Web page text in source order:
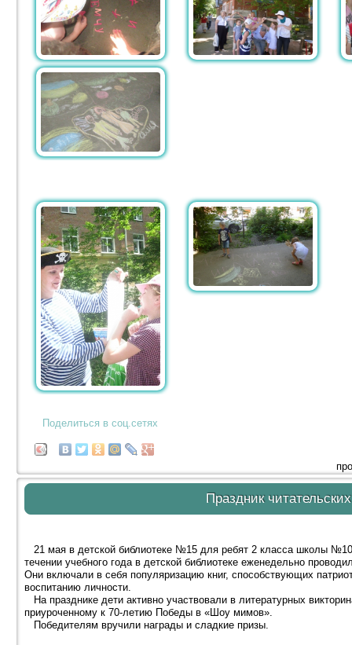
Поделиться в соц.сетях
Праздник
21 мая в детской библиотеке №15 для ребят 2 класса школы
течении учебного года в детской библиотеке еженедельно
Они включали в себя популяризацию книг, способствующих
воспитанию личности.
На празднике дети активно участвовали в литературных
приуроченному к 70-летию Победы в «Шоу мимов».
Победителям вручили награды и сладкие призы.